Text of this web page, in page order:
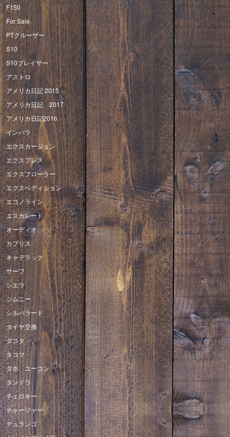
F150
For Sale
PTクルーザー
S10
S10ブレイザー
アストロ
アメリカ日記 2015
アメリカ日記 2017
アメリカ日記2016
インパラ
エクスカージョン
エクスプレス
エクスプローラー
エクスペディション
エコノライン
エスカレード
オーディオ
カプリス
キャデラック
サーフ
シエラ
ジムニー
シルバラード
タイヤ交換
ダコタ
タコマ
タホ ユーコン
タンドラ
チェロキー
チャージャー
デュランゴ